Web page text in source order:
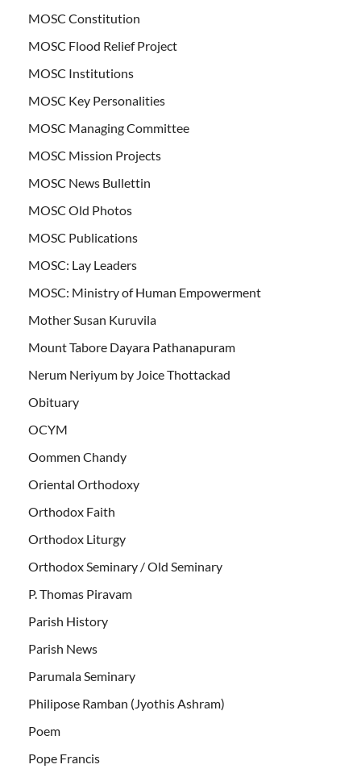
MOSC Constitution
MOSC Flood Relief Project
MOSC Institutions
MOSC Key Personalities
MOSC Managing Committee
MOSC Mission Projects
MOSC News Bullettin
MOSC Old Photos
MOSC Publications
MOSC: Lay Leaders
MOSC: Ministry of Human Empowerment
Mother Susan Kuruvila
Mount Tabore Dayara Pathanapuram
Nerum Neriyum by Joice Thottackad
Obituary
OCYM
Oommen Chandy
Oriental Orthodoxy
Orthodox Faith
Orthodox Liturgy
Orthodox Seminary / Old Seminary
P. Thomas Piravam
Parish History
Parish News
Parumala Seminary
Philipose Ramban (Jyothis Ashram)
Poem
Pope Francis